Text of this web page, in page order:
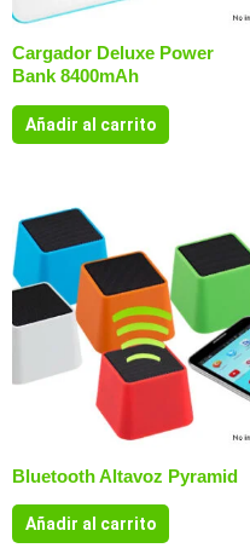
Cargador Deluxe Power
Bank 8400mAh
Añadir al carrito
Bluetooth Altavoz Pyramid
Añadir al carrito